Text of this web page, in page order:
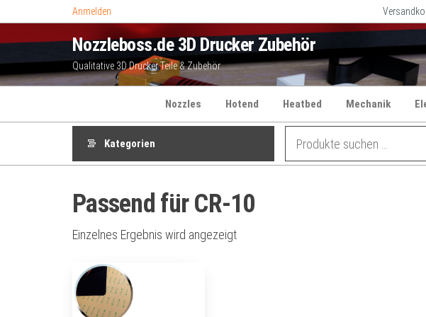
Anmelden
Nozzleboss.de 3D Drucker Zubehör
Qualitative 3D Drucker Teile & Zubehör
Nozzles Hotend Heatbed Mechanik
Kategorien
Passend für CR-10
Einzelnes Ergebnis wird angezeigt